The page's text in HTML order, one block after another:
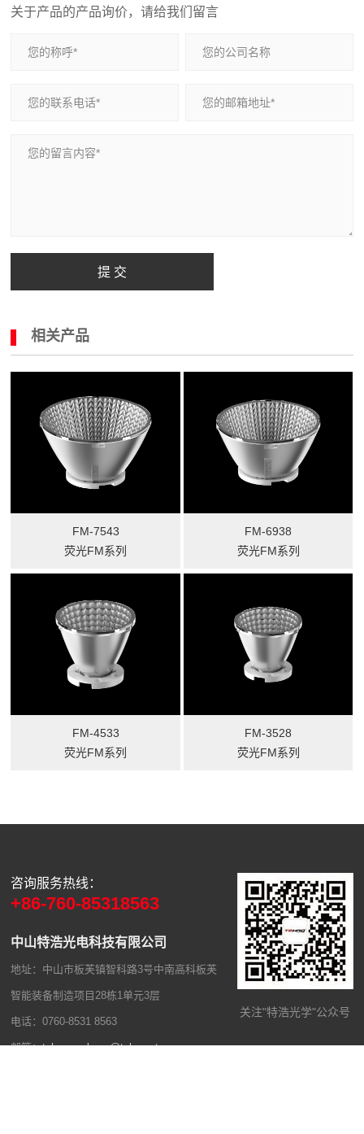
关于产品的产品询价，请给我们留言
提 交
相关产品
FM-7543
荧光FM系列
FM-6938
荧光FM系列
FM-4533
荧光FM系列
FM-3528
荧光FM系列
咨询服务热线：
+86-760-85318563
中山特浩光电科技有限公司
地址：中山市板芙镇智科路3号中南高科板芙
智能装备制造项目28栋1单元3层
电话：0760-8531 8563
邮箱：tehaowenkong@tehao-strong.com
关注"特浩光学"公众号